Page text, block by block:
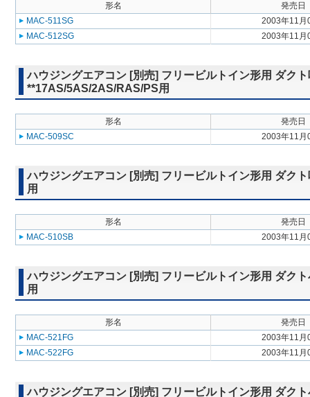
形名
発売日
MAC-511SG
2003年11月
MAC-512SG
2003年11月
ハウジングエアコン [別売] フリービルトイン形用 ダク
**17AS/5AS/2AS/RAS/PS用
形名
発売日
MAC-509SC
2003年11月
ハウジングエアコン [別売] フリービルトイン形用 ダク
用
形名
発売日
MAC-510SB
2003年11月
ハウジングエアコン [別売] フリービルトイン形用 ダク
用
形名
発売日
MAC-521FG
2003年11月
MAC-522FG
2003年11月
ハウジングエアコン [別売] フリービルトイン形用 ダク